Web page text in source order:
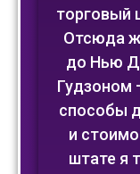
торговый
Отсюда
до Нью
Гудзоном
способы
и
штате я